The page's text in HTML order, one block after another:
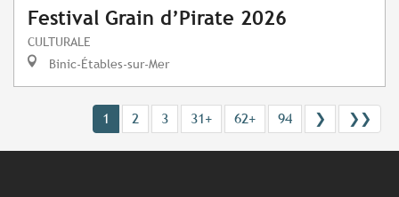
Festival Grain d’Pirate 2026
CULTURALE
Binic-Étables-sur-Mer
1 2 3 31+ 62+ 94 ❯ ❯❯